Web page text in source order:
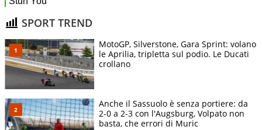
SPORT TREND
MotoGP, Silverstone, Gara Sprint: volano
le Aprilia, tripletta sul podio. Le Ducati
crollano
Anche il Sassuolo è senza portiere: da
2-0 a 2-3 con l'Augsburg, Volpato non
basta, che errori di Muric